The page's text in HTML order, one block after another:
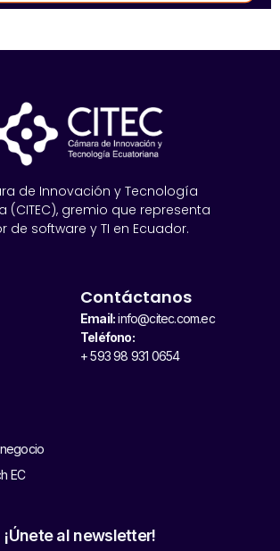
de Innovación y Tecnología
(CITEC), gremio que representa
de software y TI en Ecuador.
EC
Contáctanos
Email:info@citec.com.ec
Teléfono:
+ 593 98 931 0654
¡Únete al newsletter!